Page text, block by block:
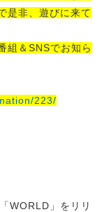
是非、遊びに来て
組＆SNSでお知ら
223/
WORLD」をリリ